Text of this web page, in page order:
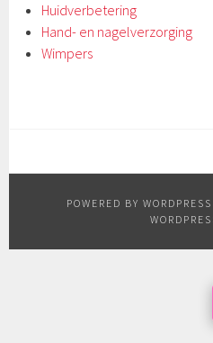
Huidverbetering
Hand- en nagelverzorging
Wimpers
POWERED BY WORDPRESS